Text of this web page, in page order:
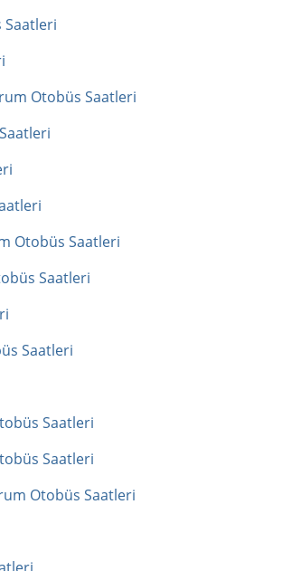
Saatleri
Otobüs Saatleri
Otobüs Saatleri
Saatleri
Saatleri
Saatleri
Saatleri
Otobüs Saatleri